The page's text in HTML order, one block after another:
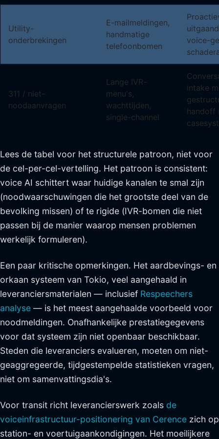
Utility-
onderbrekingen
E-mailmeldingen,
handmatige
telefoonbomen
voice-
311 / niet-
noodaanvragen
Lange IVR-
menu's,
wachttijden,
single-channel
intake
handoff
Lees de tabel voor het structurele patroon, niet voor
de cel-per-cel-vertelling. Het patroon is consistent:
voice AI schittert waar huidige kanalen te smal zijn
(noodwaarschuwingen die het grootste deel van de
bevolking missen) of te rigide (IVR-bomen die niet
passen bij de manier waarop mensen problemen
werkelijk formuleren).
Een paar kritische opmerkingen. Het aardbevings- en
orkaan systeem van Tokio, veel aangehaald in
leveranciersmaterialen — inclusief Respeechers
analyse — is het meest aangehaalde voorbeeld voor
noodmeldingen. Onafhankelijke prestatiegegevens
voor dat systeem zijn niet openbaar beschikbaar.
Steden die leveranciers evalueren, moeten om niet-
geaggregeerde, tijdgestempelde statistieken vragen,
niet om samenvattingsdia's.
Voor transit richt leverancierswerk zoals de
voiceinfrastructuur-positionering van Cerence zich op
station- en voertuigaankondigingen. Het moeilijkere